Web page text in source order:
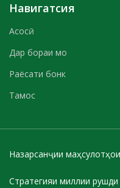
Навигатсия
Асосӣ
Дар бораи мо
Раёсати бонк
Тамос
Назарсанҷии
Стратегияи миллии